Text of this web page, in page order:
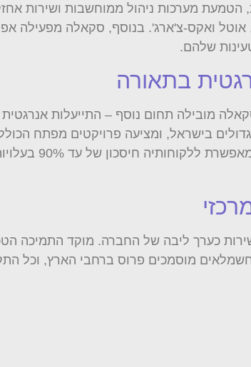
הטמעת מערכות ניהול ממוחשבות ושירות
אוטל ואקס-צ'ארג'. בנוסף, סקאלה מפעילה
שלהם.
בתאורה
בישראל, ומציעה פרויקטים מפתח
מוסמכים פרוס ברחבי הארץ, וכל